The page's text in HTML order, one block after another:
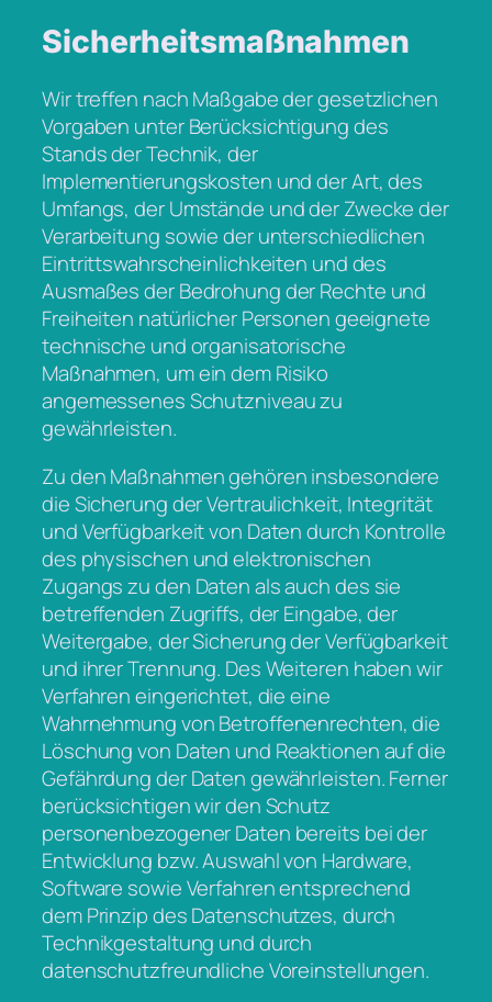
Sicherheitsmaßnahmen
Wir treffen nach Maßgabe der gesetzlichen
Vorgaben unter Berücksichtigung des
Stands der Technik, der
Implementierungskosten und der Art, des
Umfangs, der Umstände und der Zwecke der
Verarbeitung sowie der unterschiedlichen
Eintrittswahrscheinlichkeiten und des
Ausmaßes der Bedrohung der Rechte und
Freiheiten natürlicher Personen geeignete
technische und organisatorische
Maßnahmen, um ein dem Risiko
angemessenes Schutzniveau zu
gewährleisten.
Zu den Maßnahmen gehören insbesondere
die Sicherung der Vertraulichkeit, Integrität
und Verfügbarkeit von Daten durch Kontrolle
des physischen und elektronischen
Zugangs zu den Daten als auch des sie
betreffenden Zugriffs, der Eingabe, der
Weitergabe, der Sicherung der Verfügbarkeit
und ihrer Trennung. Des Weiteren haben wir
Verfahren eingerichtet, die eine
Wahrnehmung von Betroffenenrechten, die
Löschung von Daten und Reaktionen auf die
Gefährdung der Daten gewährleisten. Ferner
berücksichtigen wir den Schutz
personenbezogener Daten bereits bei der
Entwicklung bzw. Auswahl von Hardware,
Software sowie Verfahren entsprechend
dem Prinzip des Datenschutzes, durch
Technikgestaltung und durch
datenschutzfreundliche Voreinstellungen.